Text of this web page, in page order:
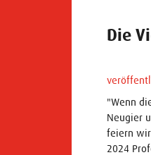
Die
"Wenn
Neugier
feiern wir
2024